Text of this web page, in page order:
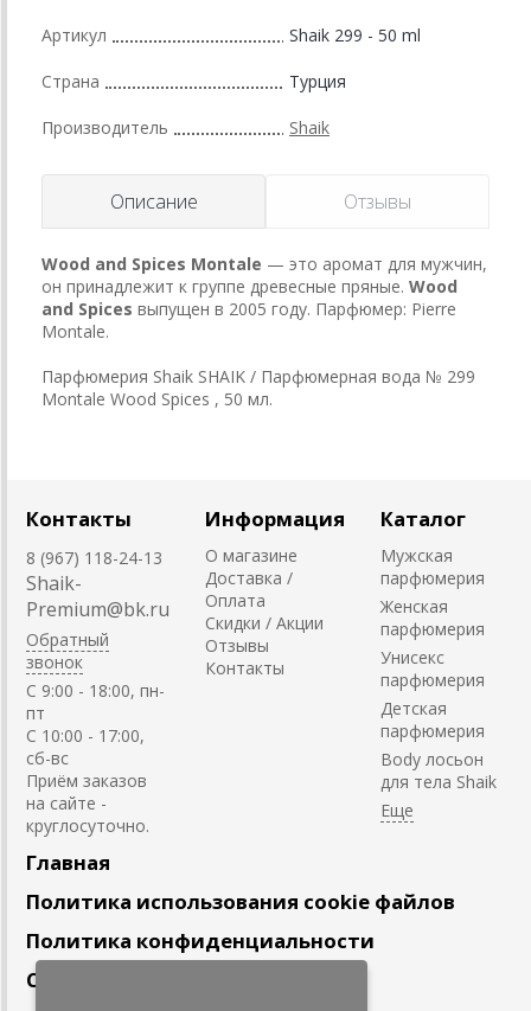
Артикул Shaik 299 - 50 ml
Страна Турция
Производитель Shaik
Описание Отзывы
Wood and Spices Montale — это аромат для мужчин,
он принадлежит к группе древесные пряные. Wood
and Spices выпущен в 2005 году. Парфюмер: Pierre
Montale.
Парфюмерия Shaik SHAIK / Парфюмерная вода № 299
Montale Wood Spices , 50 мл.
Контакты
8 (967) 118-24-13
Shaik-
Premium@bk.ru
Обратный
звонок
C 9:00 - 18:00, пн-
пт
С 10:00 - 17:00,
сб-вс
Приём заказов
на сайте -
круглосуточно.
Информация
О магазине
Доставка /
Оплата
Скидки / Акции
Отзывы
Контакты
Каталог
Мужская
парфюмерия
Женская
парфюмерия
Унисекс
парфюмерия
Детская
парфюмерия
Body лосьон
для тела Shaik
Главная
Политика использования cookie файлов
Политика конфиденциальности
Сотрудничество